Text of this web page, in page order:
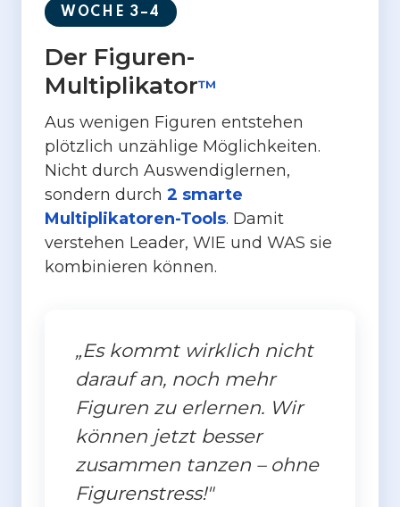
WOCHE 3–4
Der Figuren-
Multiplikator™
Aus wenigen Figuren entstehen
plötzlich unzählige Möglichkeiten.
Nicht durch Auswendiglernen,
sondern durch 2 smarte
Multiplikatoren-Tools. Damit
verstehen Leader, WIE und WAS sie
kombinieren können.
„Es kommt wirklich nicht
darauf an, noch mehr
Figuren zu erlernen. Wir
können jetzt besser
zusammen tanzen – ohne
Figurenstress!"